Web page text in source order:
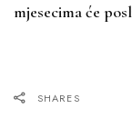
mjesecima će
SHARES